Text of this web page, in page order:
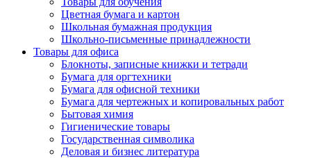
Цветная бумага и картон
Школьная бумажная продукция
Школьно-письменные принадлежности
Товары для офиса
Блокноты, записные книжки и тетради
Бумага для оргтехники
Бумага для офисной техники
Бумага для чертежных и копировальных работ
Бытовая химия
Гигиенические товары
Государственная символика
Деловая и бизнес литература